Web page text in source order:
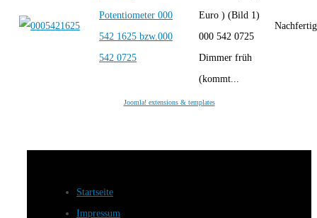
Potentiometer 000
542 1625 bzw.000
542 0725
Euro ) (Bild 1)
000 542 0725
Dimmer früh
(kommt...
Joomla! extensions & templates
Startseite
Impressum